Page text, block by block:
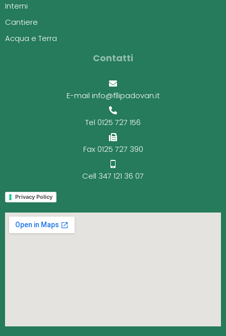
Interni
Cantiere
Acqua e Terra
Contatti
E-mail info@fllipadovan.it
Tel 0125 727 156
Fax 0125 727 390
Cell 347 121 36 07
Privacy Policy